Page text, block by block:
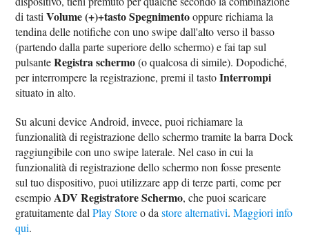
di tastiVolume (+)+tasto Spegnimentooppure richiama la
tendina delle notifiche con uno swipe dall'alto verso il basso
(partendo dalla parte superiore dello schermo) e fai tap sul
pulsanteRegistra schermo(o qualcosa di simile). Dopodiché,
per interrompere la registrazione, premi il tastoInterrompi
situato in alto.
Su alcuni device Android, invece, puoi richiamare la
funzionalità di registrazione dello schermo tramite la barra Dock
raggiungibile con uno swipe laterale. Nel caso in cui la
funzionalità di registrazione dello schermo non fosse presente
sul tuo dispositivo, puoi utilizzare app di terze parti, come per
esempio ADV Registratore Schermo, che puoi scaricare
gratuitamente dalPlay Storeo dastore alternativi.Maggiori info
qui.